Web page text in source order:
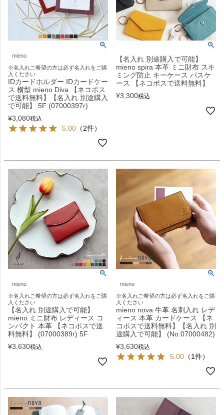
mieno
※名入れご希望の方は必ず名入れをご購
入ください
IDカードホルダー IDカードケー
ス 横型 mieno Diva 【ネコポス
で送料無料】【名入れ 別途購入
で可能】 5F (07000397r)
¥3,080税込
5.00 （2件）
【名入れ 別途購入で可能】
mieno spira 本革 ミニ財布 スキ
ミング防止 キーケース パスケ
ース 【ネコポスで送料無料】
¥3,300税込
mieno
※名入れご希望の方は必ず名入れをご購
入ください
【名入れ 別途購入で可能】
mieno ミニ財布 レディース コ
ンパクト 本革 【ネコポスで送
料無料】 (07000389r) 5F
¥3,630税込
mieno
※名入れご希望の方は必ず名入れをご購
入ください
mieno nova 牛革 名刺入れ レデ
ィース 本革 カードケース 【ネ
コポスで送料無料】【名入れ 別
途購入で可能】 (No.07000482)
¥3,630税込
5.00 （1件）